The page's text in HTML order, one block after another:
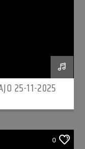
25-11-2025
0